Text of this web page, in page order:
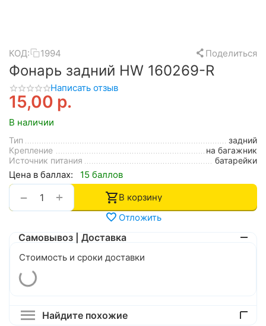
КОД: 1994 Поделиться
Фонарь задний HW 160269-R
Написать отзыв
15,00 р.
В наличии
Тип
задний
Крепление
на багажник
Источник питания
батарейки
Цена в баллах: 15 баллов
+
−
В корзину
Отложить
Самовывоз | Доставка
Стоимость и сроки доставки
Найдите похожие